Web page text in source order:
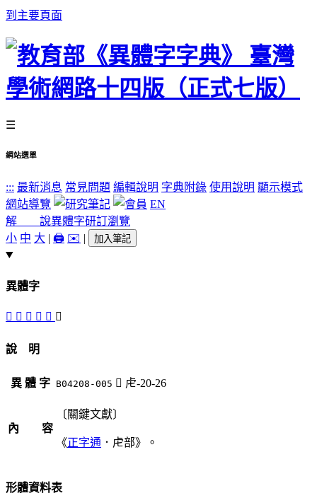
到主要頁面
☰
網站選單
::: 最新消息 常見問題 編輯說明 字典附錄 使用說明 顯示模式
網站導覽
EN
解 說異體字研訂瀏覽
小 中 大 | 🖨️ ✉️ | 加入筆記
異體字
𧇐 𧇝 󸣴 󸣳 󸣲 󸣵
說 明
異 體 字 B04208-005 󸣵 虍-20-26
內 容
〔關鍵文獻〕
《正字通 ．虍部》。
形體資料表